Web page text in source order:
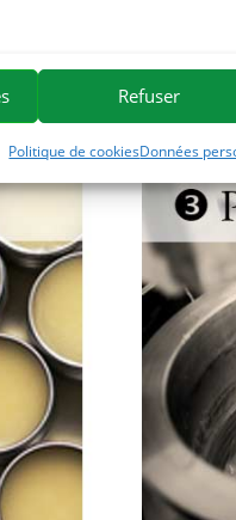
Refuser
Politique de cookiesDonnées